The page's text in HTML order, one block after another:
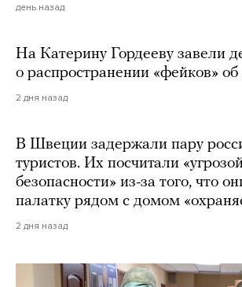
день назад
На Катерину Гордееву завели
о распространении «фейков»
2 дня назад
В Швеции задержали пару
туристов. Их посчитали
безопасности» из-за того, что
палатку рядом с домом
2 дня назад